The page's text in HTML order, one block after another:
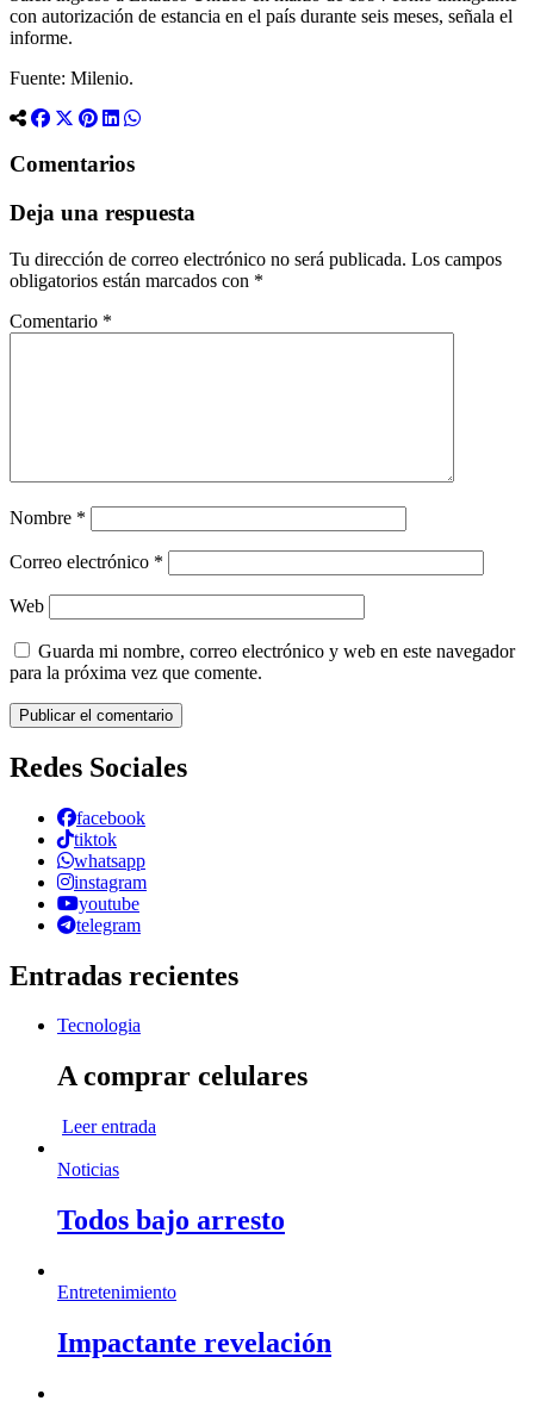
con autorización de estancia en el país durante seis meses, señala el
informe.
Fuente: Milenio.
Comentarios
Deja una respuesta
Tu dirección de correo electrónico no será publicada. Los campos
obligatorios están marcados con *
Comentario *
Nombre *
Correo electrónico *
Web
Guarda mi nombre, correo electrónico y web en este navegador
para la próxima vez que comente.
Redes Sociales
facebook
tiktok
whatsapp
instagram
youtube
telegram
Entradas recientes
Tecnologia
A comprar celulares
Leer entrada
Noticias
Todos bajo arresto
Entretenimiento
Impactante revelación